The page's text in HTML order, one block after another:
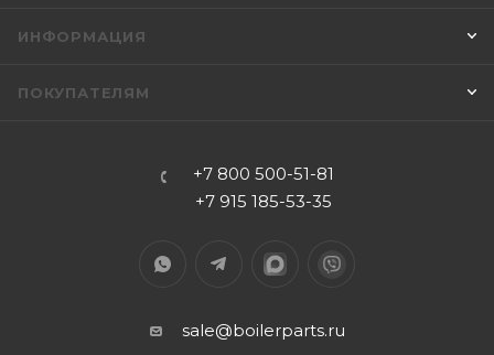
ИНФОРМАЦИЯ
ПОКУПАТЕЛЯМ
+7 800 500-51-81
+7 915 185-53-35
sale@boilerparts.ru